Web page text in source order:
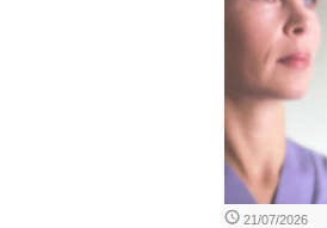
21/07/2026